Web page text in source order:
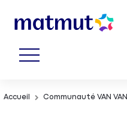
Accueil Communauté VAN VAN